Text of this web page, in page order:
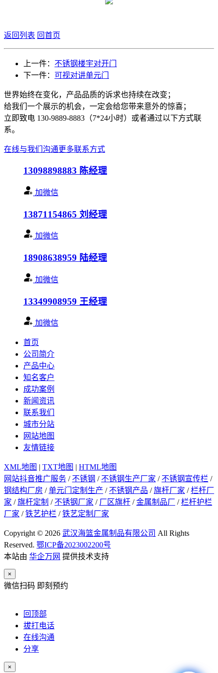
返回列表 回首页
上一件： 不锈钢楼宇对开门
下一件： 可视对讲单元门
世界始终在变化，产品品质的诉求也持续在改变；
给我们一个展示的机会，一定会给您带来意外的惊喜；
立即致电 130-9889-8883（7*24小时）或者通过以下方式联
系。
在线与我们沟通更多联系方式
13098898883 陈经理
加微信
13871154865 刘经理
加微信
18908638959 陆经理
加微信
13349908959 王经理
加微信
首页
公司简介
产品中心
知名客户
成功案例
新闻资讯
联系我们
城市分站
网站地图
友情链接
XML地图 | TXT地图 | HTML地图
网站抖音推广服务 / 不锈钢 / 不锈钢生产厂家 / 不锈钢宣传栏 /
钢结构厂房 /单元门定制生产 / 不锈钢产品 /旗杆厂家 /栏杆厂
家 /旗杆定制 / 不锈钢厂家 / 厂区旗杆 /金属制品厂 /栏杆护栏
厂家 /铁艺护栏 /铁艺定制厂家
Copyright © 2026 武汉海篮金属制品有限公司 All Rights
Reserved. 鄂ICP备2023002200号
本站由 华企万网 提供技术支持
×
微信扫码 即刻预约
回顶部
拔打电话
在线沟通
分享
×